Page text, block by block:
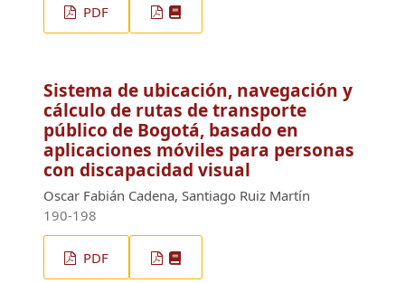
PDF
Sistema de ubicación, navegación y
cálculo de rutas de transporte
público de Bogotá, basado en
aplicaciones móviles para personas
con discapacidad visual
Oscar Fabián Cadena, Santiago Ruiz Martín
190-198
PDF